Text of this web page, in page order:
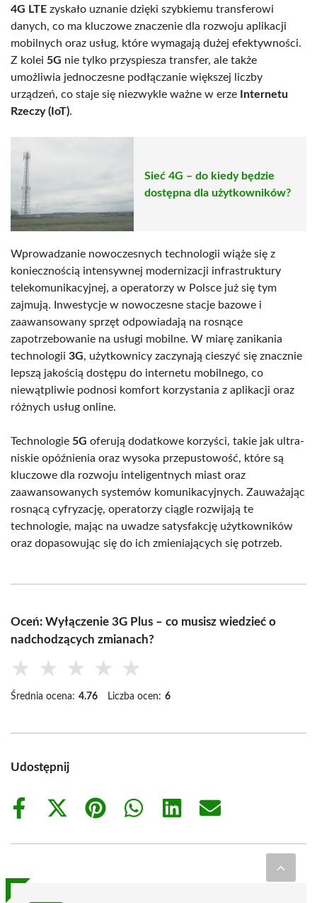
4G LTE zyskało uznanie dzięki szybkiemu transferowi
danych, co ma kluczowe znaczenie dla rozwoju aplikacji
mobilnych oraz usług, które wymagają dużej efektywności.
Z kolei 5G nie tylko przyspiesza transfer, ale także
umożliwia jednoczesne podłączanie większej liczby
urządzeń, co staje się niezwykle ważne w erze
Internetu
Rzeczy (IoT).
Sieć 4G – do kiedy będzie
dostępna dla użytkowników?
Wprowadzanie nowoczesnych technologii wiąże się z
koniecznością intensywnej modernizacji infrastruktury
telekomunikacyjnej, a operatorzy w Polsce już się tym
zajmują. Inwestycje w nowoczesne stacje bazowe i
zaawansowany sprzęt odpowiadają na rosnące
zapotrzebowanie na usługi mobilne. W miarę zanikania
technologii 3G, użytkownicy zaczynają cieszyć się znacznie
lepszą jakością dostępu do internetu mobilnego, co
niewątpliwie podnosi komfort korzystania z aplikacji oraz
różnych usług online.
Technologie 5G oferują dodatkowe korzyści, takie jak ultra-
niskie opóźnienia oraz wysoka przepustowość, które są
kluczowe dla rozwoju inteligentnych miast oraz
zaawansowanych systemów komunikacyjnych. Zauważając
rosnącą cyfryzację, operatorzy ciągle rozwijają te
technologie, mając na uwadze satysfakcję użytkowników
oraz dopasowując się do ich zmieniających się potrzeb.
Oceń: Wyłączenie 3G Plus – co musisz wiedzieć o
nadchodzących zmianach?
★ ★ ★ ★ ★
Średnia ocena: 4.76 Liczba ocen: 6
Udostępnij
Share
Share
(Twitter)
Share
Share
Share
Share